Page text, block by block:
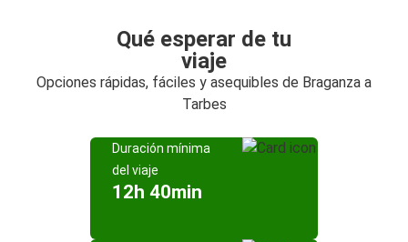
Qué esperar de tu
viaje
Opciones rápidas, fáciles y asequibles de Braganza a
Tarbes
Duración mínima
del viaje
12h 40min